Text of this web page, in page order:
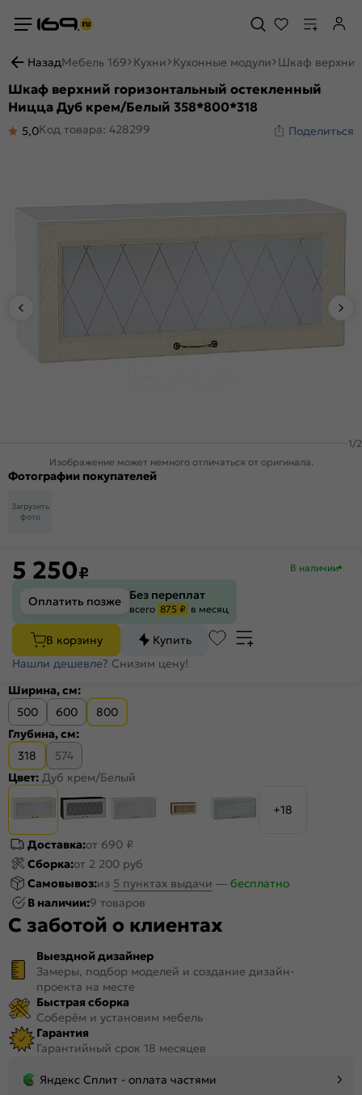
НазадМебель 169 Кухни Кухонные модули Шкаф
Шкаф верхний горизонтальный остекленный
Ницца Дуб крем/Белый 358*800*318
5,0Код товара: 428299 Поделиться
1/2
Изображение может немного отличаться от оригинала.
Фотографии покупателей
Загрузить
фото
5 250₽ В наличии
Оплатить позже Без переплат
всего 875 ₽ в месяц
В корзину
Купить
Нашли дешевле? Снизим цену!
Ширина, см:
500
600
800
Глубина, см:
318
574
Цвет: Дуб крем/Белый
+18
Доставка:от 690 ₽
Сборка:от 2 200 руб
Самовывоз:из 5 пунктах выдачи — бесплатно
В наличии:9 товаров
С заботой о клиентах
Выездной дизайнер
Замеры, подбор моделей и создание дизайн-
проекта на месте
Быстрая сборка
Соберём и установим мебель
Гарантия
Гарантийный срок 18 месяцев
Яндекс Сплит - оплата частями